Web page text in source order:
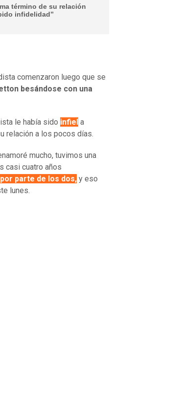
término de su relación
infidelidad”
comenzaron luego que se
besándose con una
le había sido infiel a
relación a los pocos días.
mucho, tuvimos una
casi cuatro años
parte de los dos, y eso
lunes.